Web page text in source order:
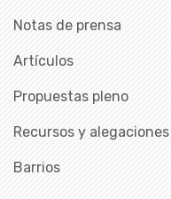
Notas de prensa
Artículos
Propuestas pleno
Recursos y alegaciones
Barrios